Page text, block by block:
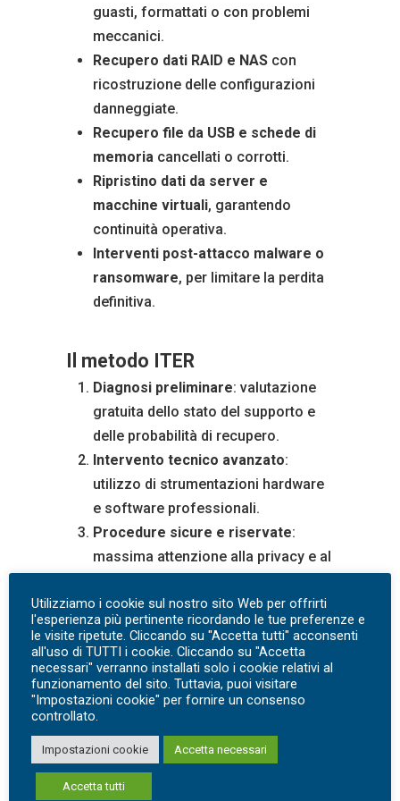
guasti, formattati o con problemi
meccanici.
Recupero dati RAID e NAS con
ricostruzione delle configurazioni
danneggiate.
Recupero file da USB e schede di
memoria cancellati o corrotti.
Ripristino dati da server e
macchine virtuali, garantendo
continuità operativa.
Interventi post-attacco malware o
ransomware, per limitare la perdita
definitiva.
Il metodo ITER
Diagnosi preliminare: valutazione
gratuita dello stato del supporto e
delle probabilità di recupero.
Intervento tecnico avanzato:
utilizzo di strumentazioni hardware
e software professionali.
Procedure sicure e riservate:
massima attenzione alla privacy e al
Recupero personalizzato : soluzioni
calibrate su tipologia di danno e
supporto.
Vantaggi per le imprese e per i
privati
Continuità operativa: rapido
ripristino dei dati critici aziendali.
Utilizziamo i cookie sul nostro sito Web per offrirti
l'esperienza più pertinente ricordando le tue preferenze e
le visite ripetute. Cliccando su "Accetta tutti" acconsenti
all'uso di TUTTI i cookie. Cliccando su "Accetta
necessari" verranno installati solo i cookie relativi al
funzionamento del sito. Tuttavia, puoi visitare
"Impostazioni cookie" per fornire un consenso
controllato.
Impostazioni cookie Accetta necessari
Accetta tutti